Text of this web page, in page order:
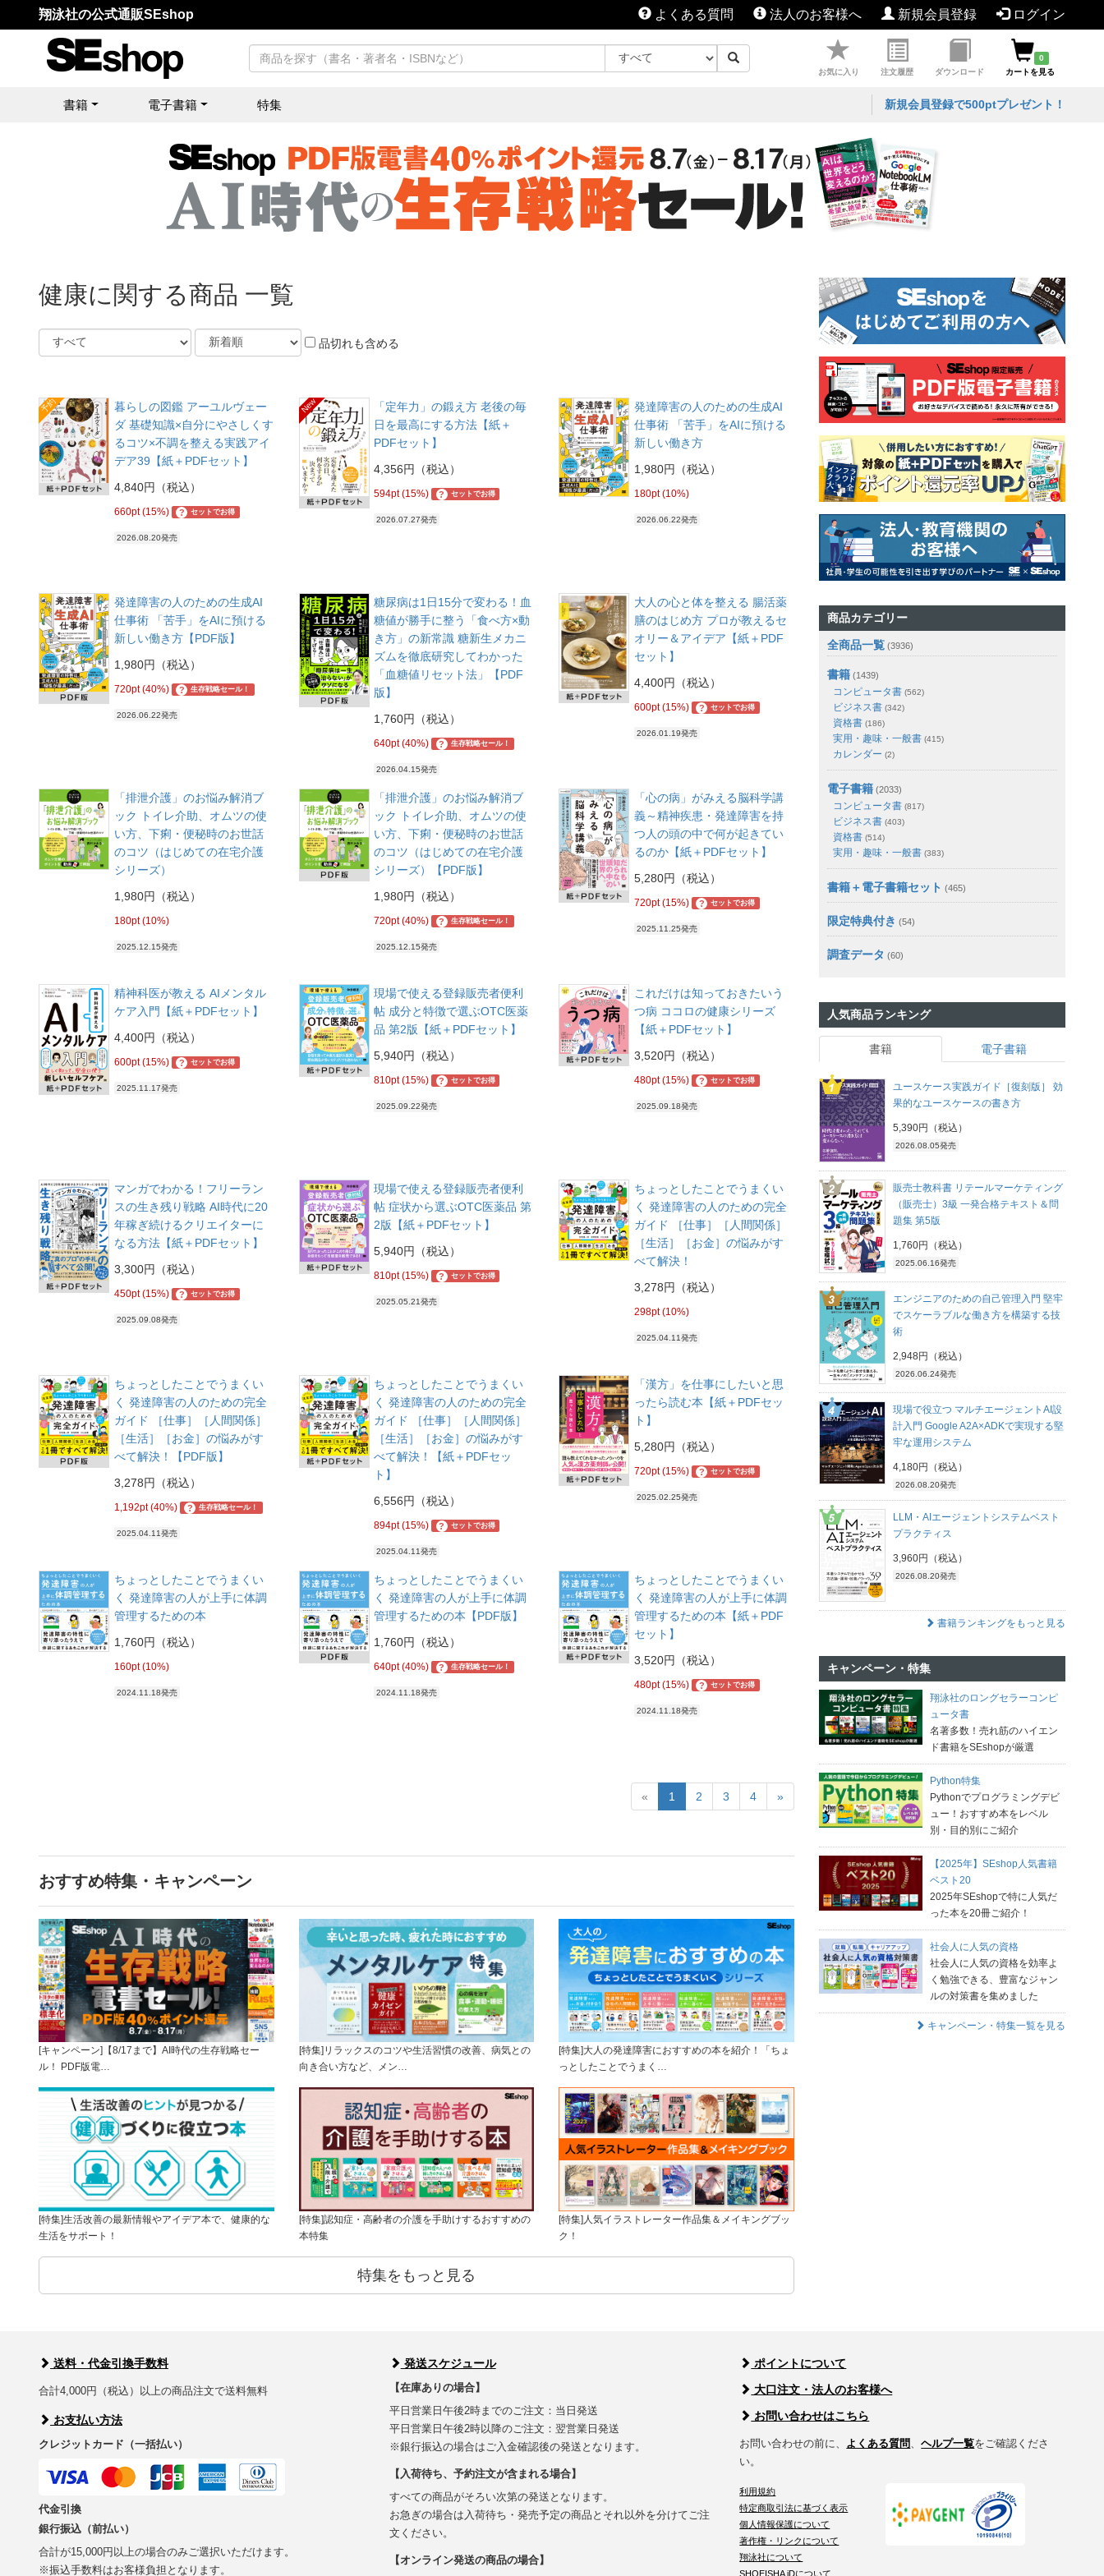
翔泳社の公式通販SEshop よくある質問 法人のお客様へ 新規会員登録 ログイン
お気に入り 注文履歴 ダウンロード
0
カートを見る
書籍 電子書籍 特集 新規会員登録で500ptプレゼント！
健康に関する商品 一覧
品切れも含める
予約
暮らしの図鑑 アーユルヴェー
ダ 基礎知識×自分にやさしくす
るコツ×不調を整える実践アイ
デア39【紙＋PDFセット】
4,840円（税込）
660pt (15%) ? セットでお得
2026.08.20発売
New
「定年力」の鍛え方 老後の毎
日を最高にする方法【紙＋
PDFセット】
4,356円（税込）
594pt (15%) ? セットでお得
2026.07.27発売
発達障害の人のための生成AI
仕事術 「苦手」をAIに預ける
新しい働き方
1,980円（税込）
180pt (10%)
2026.06.22発売
発達障害の人のための生成AI
仕事術 「苦手」をAIに預ける
新しい働き方【PDF版】
1,980円（税込）
720pt (40%) ? 生存戦略セール！
2026.06.22発売
糖尿病は1日15分で変わる！血
糖値が勝手に整う「食べ方×動
き方」の新常識 糖新生メカニ
ズムを徹底研究してわかった
「血糖値リセット法」【PDF
版】
1,760円（税込）
640pt (40%) ? 生存戦略セール！
2026.04.15発売
大人の心と体を整える 腸活薬
膳のはじめ方 プロが教えるセ
オリー＆アイデア【紙＋PDF
セット】
4,400円（税込）
600pt (15%) ? セットでお得
2026.01.19発売
「排泄介護」のお悩み解消ブ
ック トイレ介助、オムツの使
い方、下痢・便秘時のお世話
のコツ（はじめての在宅介護
シリーズ）
1,980円（税込）
180pt (10%)
2025.12.15発売
「排泄介護」のお悩み解消ブ
ック トイレ介助、オムツの使
い方、下痢・便秘時のお世話
のコツ（はじめての在宅介護
シリーズ）【PDF版】
1,980円（税込）
720pt (40%) ? 生存戦略セール！
2025.12.15発売
「心の病」がみえる脳科学講
義～精神疾患・発達障害を持
つ人の頭の中で何が起きてい
るのか【紙＋PDFセット】
5,280円（税込）
720pt (15%) ? セットでお得
2025.11.25発売
精神科医が教える AIメンタル
ケア入門【紙＋PDFセット】
4,400円（税込）
600pt (15%) ? セットでお得
2025.11.17発売
現場で使える登録販売者便利
帖 成分と特徴で選ぶOTC医薬
品 第2版【紙＋PDFセット】
5,940円（税込）
810pt (15%) ? セットでお得
2025.09.22発売
これだけは知っておきたいう
つ病 ココロの健康シリーズ
【紙＋PDFセット】
3,520円（税込）
480pt (15%) ? セットでお得
2025.09.18発売
マンガでわかる！フリーラン
スの生き残り戦略 AI時代に20
年稼ぎ続けるクリエイターに
なる方法【紙＋PDFセット】
3,300円（税込）
450pt (15%) ? セットでお得
2025.09.08発売
現場で使える登録販売者便利
帖 症状から選ぶOTC医薬品 第
2版【紙＋PDFセット】
5,940円（税込）
810pt (15%) ? セットでお得
2025.05.21発売
ちょっとしたことでうまくい
く 発達障害の人のための完全
ガイド ［仕事］［人間関係］
［生活］［お金］の悩みがす
べて解決！
3,278円（税込）
298pt (10%)
2025.04.11発売
ちょっとしたことでうまくい
く 発達障害の人のための完全
ガイド ［仕事］［人間関係］
［生活］［お金］の悩みがす
べて解決！【PDF版】
3,278円（税込）
1,192pt (40%) ? 生存戦略セール！
2025.04.11発売
ちょっとしたことでうまくい
く 発達障害の人のための完全
ガイド ［仕事］［人間関係］
［生活］［お金］の悩みがす
べて解決！【紙＋PDFセッ
ト】
6,556円（税込）
894pt (15%) ? セットでお得
2025.04.11発売
「漢方」を仕事にしたいと思
ったら読む本【紙＋PDFセッ
ト】
5,280円（税込）
720pt (15%) ? セットでお得
2025.02.25発売
ちょっとしたことでうまくい
く 発達障害の人が上手に体調
管理するための本
1,760円（税込）
160pt (10%)
2024.11.18発売
ちょっとしたことでうまくい
く 発達障害の人が上手に体調
管理するための本【PDF版】
1,760円（税込）
640pt (40%) ? 生存戦略セール！
2024.11.18発売
ちょっとしたことでうまくい
く 発達障害の人が上手に体調
管理するための本【紙＋PDF
セット】
3,520円（税込）
480pt (15%) ? セットでお得
2024.11.18発売
« 1 2 3 4 »
おすすめ特集・キャンペーン
[キャンペーン]【8/17まで】AI時代の生存戦略セー
ル！ PDF版電…
[特集]リラックスのコツや生活習慣の改善、病気との
向き合い方など、メン…
[特集]大人の発達障害におすすめの本を紹介！「ちょ
っとしたことでうまく…
[特集]生活改善の最新情報やアイデア本で、健康的な
生活をサポート！
[特集]認知症・高齢者の介護を手助けするおすすめの
本特集
[特集]人気イラストレーター作品集＆メイキングブッ
ク！
特集をもっと見る
商品カテゴリー
全商品一覧 (3936)
書籍 (1439)
コンピュータ書 (562)
ビジネス書 (342)
資格書 (186)
実用・趣味・一般書 (415)
カレンダー (2)
電子書籍 (2033)
コンピュータ書 (817)
ビジネス書 (403)
資格書 (514)
実用・趣味・一般書 (383)
書籍＋電子書籍セット (465)
限定特典付き (54)
調査データ (60)
人気商品ランキング
書籍 電子書籍
ユースケース実践ガイド［復刻版］ 効
果的なユースケースの書き方
5,390円（税込）
2026.08.05発売
販売士教科書 リテールマーケティング
（販売士）3級 一発合格テキスト＆問
題集 第5版
1,760円（税込）
2025.06.16発売
エンジニアのための自己管理入門 堅牢
でスケーラブルな働き方を構築する技
術
2,948円（税込）
2026.06.24発売
現場で役立つ マルチエージェントAI設
計入門 Google A2A×ADKで実現する堅
牢な運用システム
4,180円（税込）
2026.08.20発売
LLM・AIエージェントシステムベスト
プラクティス
3,960円（税込）
2026.08.20発売
書籍ランキングをもっと見る
キャンペーン・特集
翔泳社のロングセラーコンピ
ュータ書
名著多数！売れ筋のハイエン
ド書籍をSEshopが厳選
Python特集
Pythonでプログラミングデビ
ュー！おすすめ本をレベル
別・目的別にご紹介
【2025年】SEshop人気書籍
ベスト20
2025年SEshopで特に人気だ
った本を20冊ご紹介！
社会人に人気の資格
社会人に人気の資格を効率よ
く勉強できる、豊富なジャン
ルの対策書を集めました
キャンペーン・特集一覧を見る
送料・代金引換手数料
合計4,000円（税込）以上の商品注文で送料無料
お支払い方法
クレジットカード（一括払い）
代金引換
銀行振込（前払い）
合計が15,000円以上の場合のみご選択いただけます。
※振込手数料はお客様負担となります。
発送スケジュール
【在庫ありの場合】
平日営業日午後2時までのご注文：当日発送
平日営業日午後2時以降のご注文：翌営業日発送
※銀行振込の場合はご入金確認後の発送となります。
【入荷待ち、予約注文が含まれる場合】
すべての商品がそろい次第の発送となります。
お急ぎの場合は入荷待ち・発売予定の商品とそれ以外を分けてご注
文ください。
【オンライン発送の商品の場合】
ポイントについて
大口注文・法人のお客様へ
お問い合わせはこちら
お問い合わせの前に、 よくある質問 、ヘルプ一覧をご確認くださ
い。
利用規約
特定商取引法に基づく表示
個人情報保護について
著作権・リンクについて
翔泳社について
SHOEISHA iDについて